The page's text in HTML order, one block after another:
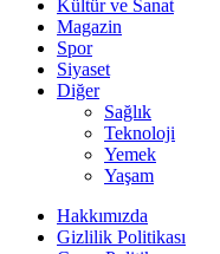
Kültür ve Sanat
Magazin
Spor
Siyaset
Diğer
Sağlık
Teknoloji
Yemek
Yaşam
Hakkımızda
Gizlilik Politikası